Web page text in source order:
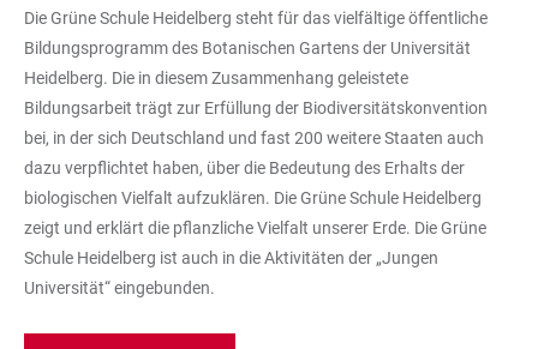
Die Grüne Schule Heidelberg steht für das vielfältige öffentliche
Bildungsprogramm des Botanischen Gartens der Universität
Heidelberg. Die in diesem Zusammenhang geleistete
Bildungsarbeit trägt zur Erfüllung der Biodiversitätskonvention
bei, in der sich Deutschland und fast 200 weitere Staaten auch
dazu verpflichtet haben, über die Bedeutung des Erhalts der
biologischen Vielfalt aufzuklären. Die Grüne Schule Heidelberg
zeigt und erklärt die pflanzliche Vielfalt unserer Erde. Die Grüne
Schule Heidelberg ist auch in die Aktivitäten der „Jungen
Universität“ eingebunden.